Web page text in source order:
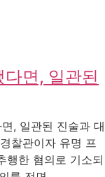
면, 일관된
, 일관된 진술과 대
찰관이자 유명 프
행한 혐의로 기소되